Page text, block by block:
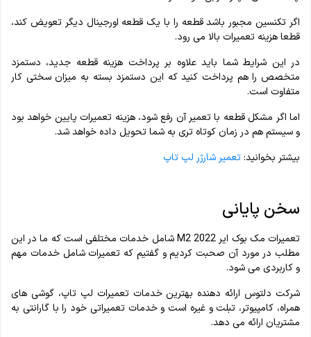
اگر تکنسین مجبور باشد قطعه را با یک قطعه اورجینال دیگر تعویض کند،
قطعا هزینه تعمیرات بالا می رود.
در این شرایط شما باید علاوه بر پرداخت هزینه قطعه جدید، دستمزد
متخصص را هم پرداخت کنید که این دستمزد بسته به میزان سختی کار
متفاوت است.
اما اگر مشکل قطعه با تعمیر آن رفع شود، هزینه تعمیرات پایین خواهد بود
و سیستم هم در زمان کوتاه تری به شما تحویل داده خواهد شد.
بیشتر بخوانید:تعمیر شارژر لپ تاپ
سخن پایانی
تعمیرات مک بوک ایر M2 2022 شامل خدمات مختلفی است که ما در این
مطلب در مورد آن صحبت کردیم و گفتیم که تعمیرات شامل خدمات مهم
و کاربردی می شود.
شرکت دلتوس ارائه دهنده بهترین خدمات تعمیرات لپ تاپ، گوشی های
همراه، کامپیوتر، تبلت و غیره است و خدمات تعمیراتی خود را با گارانتی به
مشتریان ارائه می دهد.